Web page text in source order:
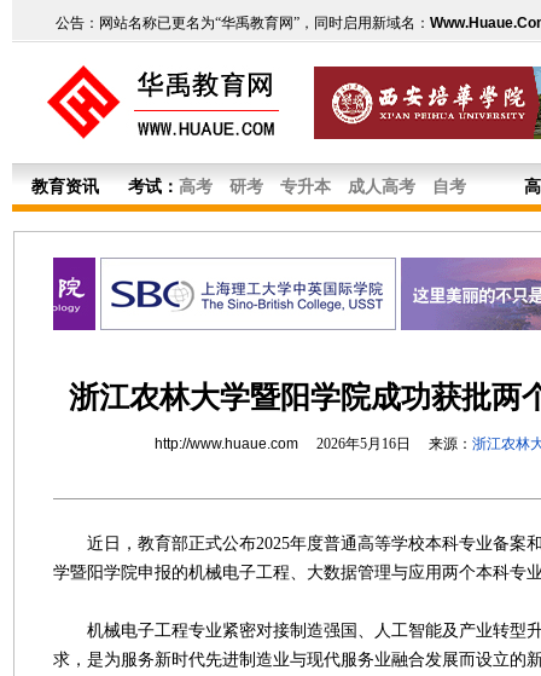
公告：网站名称已更名为“华禹教育网”，同时启用新域名：
教育资讯 考试： 高考 研考 专升本 成人高考 自考
浙江农林大学暨阳学院成功获批两
http://www.huaue.com2026年5月16日 来源： 浙江农林
近日，教育部正式公布2025年度普通高等学校本科专业备案
学暨阳学院申报的机械电子工程、大数据管理与应用两个本科专
机械电子工程专业紧密对接制造强国、人工智能及产业转型
求，是为服务新时代先进制造业与现代服务业融合发展而设立的